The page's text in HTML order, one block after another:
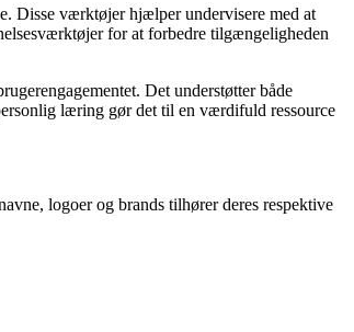
Disse værktøjer hjælper undervisere med at
for at forbedre tilgængeligheden
Det understøtter både
læring gør det til en værdifuld ressource
logoer og brands tilhører deres respektive